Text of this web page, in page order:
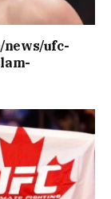
news/ufc-